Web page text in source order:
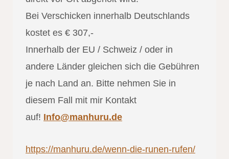
Bei Verschicken innerhalb Deutschlands
kostet es € 307,-
Innerhalb der EU / Schweiz / oder in
andere Länder gleichen sich die Gebühren
je nach Land an. Bitte nehmen Sie in
diesem Fall mit mir Kontakt
auf! Info@manhuru.de
https://manhuru.de/wenn-die-runen-rufen/